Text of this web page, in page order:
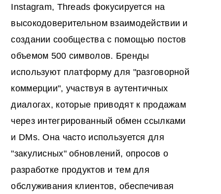
Instagram, Threads фокусируется на
высокодоверительном взаимодействии и
создании сообщества с помощью постов
объемом 500 символов. Бренды
используют платформу для "разговорной
коммерции", участвуя в аутентичных
диалогах, которые приводят к продажам
через интегрированный обмен ссылками
и DMs. Она часто используется для
"закулисных" обновлений, опросов о
разработке продуктов и тем для
обслуживания клиентов, обеспечивая